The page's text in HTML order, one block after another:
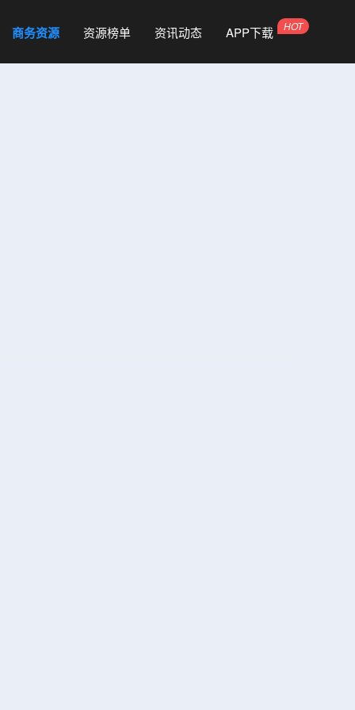
商务资源 资源榜单 资讯动态 APP下载